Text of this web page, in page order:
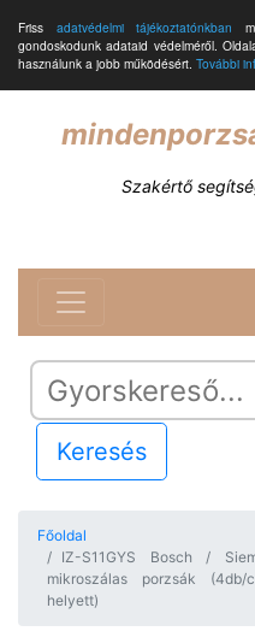
Friss adatvédelmi tájékoztatónkban
gondoskodunk adataid védelméről.
használunk a jobb működésért. További
Szakértő
Keresés
Főoldal
IZ-S11GYS Bosch /
mikroszálas porzsák
helyett)